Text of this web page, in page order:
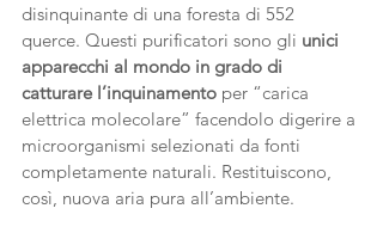
disinquinante di una foresta di 552
querce. Questi purificatori sono gli unici
apparecchi al mondo in grado di
catturare l’inquinamento per “carica
elettrica molecolare” facendolo digerire a
microorganismi selezionati da fonti
completamente naturali. Restituiscono,
così, nuova aria pura all’ambiente.